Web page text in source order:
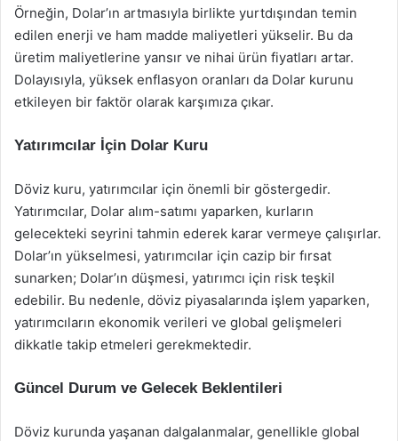
Örneğin, Dolar’ın artmasıyla birlikte yurtdışından temin
edilen enerji ve ham madde maliyetleri yükselir. Bu da
üretim maliyetlerine yansır ve nihai ürün fiyatları artar.
Dolayısıyla, yüksek enflasyon oranları da Dolar kurunu
etkileyen bir faktör olarak karşımıza çıkar.
Yatırımcılar İçin Dolar Kuru
Döviz kuru, yatırımcılar için önemli bir göstergedir.
Yatırımcılar, Dolar alım-satımı yaparken, kurların
gelecekteki seyrini tahmin ederek karar vermeye çalışırlar.
Dolar’ın yükselmesi, yatırımcılar için cazip bir fırsat
sunarken; Dolar’ın düşmesi, yatırımcı için risk teşkil
edebilir. Bu nedenle, döviz piyasalarında işlem yaparken,
yatırımcıların ekonomik verileri ve global gelişmeleri
dikkatle takip etmeleri gerekmektedir.
Güncel Durum ve Gelecek Beklentileri
Döviz kurunda yaşanan dalgalanmalar, genellikle global